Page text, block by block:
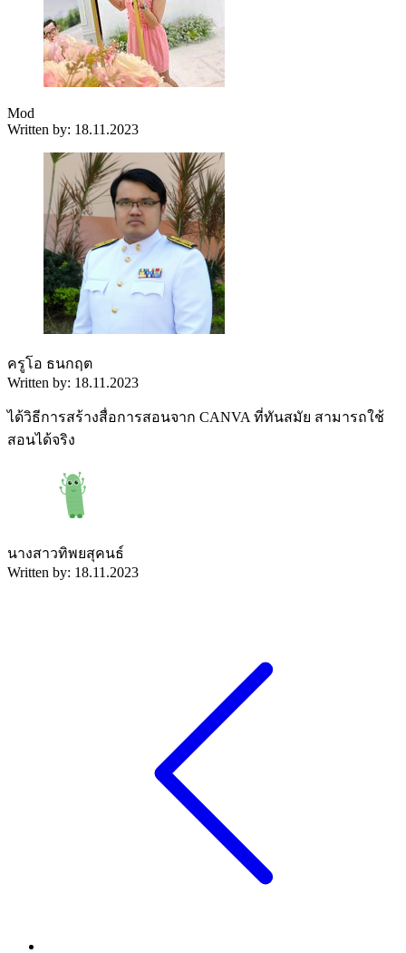
Mod
Written by: 18.11.2023
ครูโอ ธนกฤต
Written by: 18.11.2023
ได้วิธีการสร้างสื่อการสอนจาก CANVA ที่ทันสมัย สามารถใช้
สอนได้จริง
นางสาวทิพยสุคนธ์
Written by: 18.11.2023